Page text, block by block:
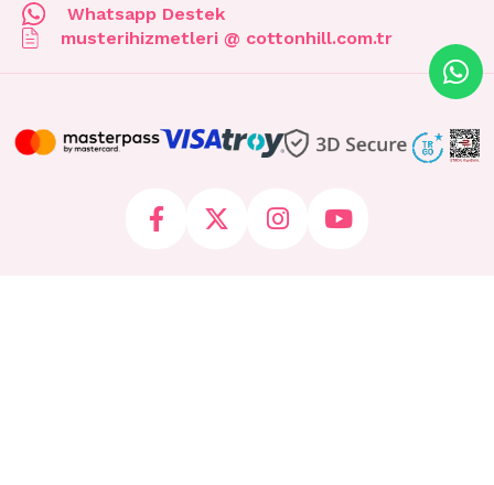
Whatsapp Destek
musterihizmetleri @ cottonhill.com.tr